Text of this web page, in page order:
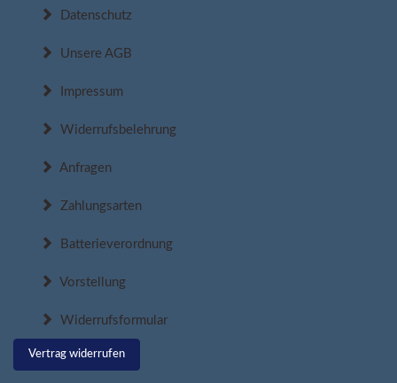
Datenschutz
Unsere AGB
Impressum
Widerrufsbelehrung
Anfragen
Zahlungsarten
Batterieverordnung
Vorstellung
Widerrufsformular
Vertrag widerrufen